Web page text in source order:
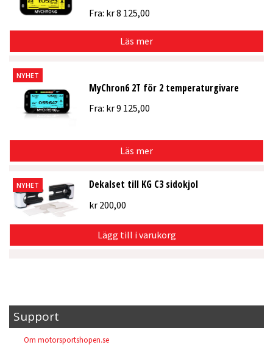
Fra: kr8 125,00
Läs mer
NYHET
MyChron6 2T för 2 temperaturgivare
Fra: kr9 125,00
Läs mer
NYHET Dekalset till KG C3 sidokjol
kr200,00
Lägg till i varukorg
Support
Om motorsportshopen.se